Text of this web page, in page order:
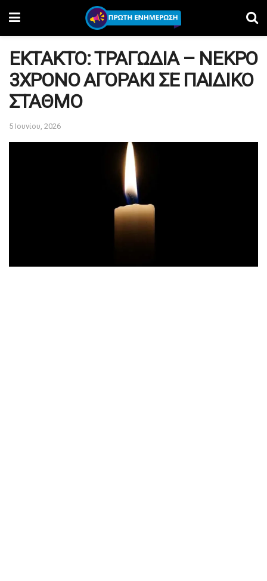
ΕΚΤΑΚΤΟ: ΤΡΑΓΩΔΙΑ – ΝΕΚΡΟ
3ΧΡΟΝΟ ΑΓΟΡΑΚΙ ΣΕ ΠΑΙΔΙΚΟ
ΣΤΑΘΜΟ
5 Ιουνίου, 2026